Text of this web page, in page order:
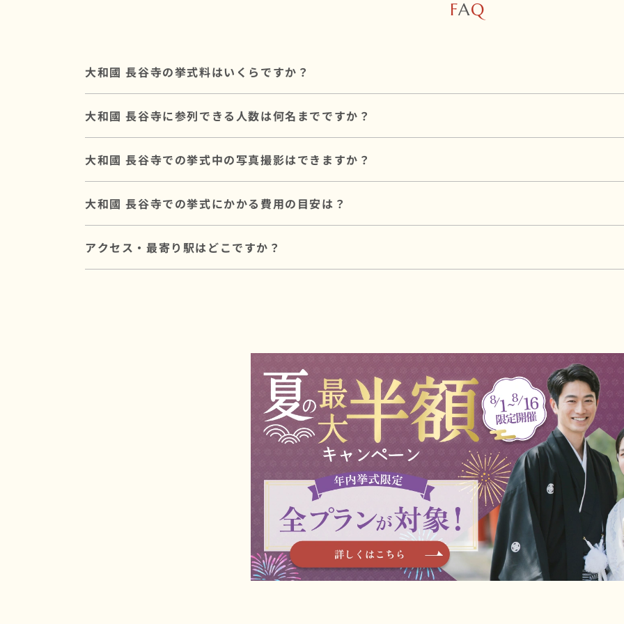
FAQ
大和國 長谷寺の挙式料はいくらですか？
仏閣に直接お納めいただく挙式のお礼で、和婚スタイルのプラン料金とは別途必要です。
大和國 長谷寺に参列できる人数は何名までですか？
親族中心の挙式から、少人数の友人を含めた挙式まで対応可能です。
参列人数に合わせたプランや会場のご提案も可能ですので、お気軽にご相談ください。
大和國 長谷寺での挙式中の写真撮影はできますか？
和婚スタイルでは和装に特化した経験豊富なカメラマンをご手配いたします。
撮影プランについてはお打ち合わせ時にご案内します。
大和國 長谷寺での挙式にかかる費用の目安は？
挙式料は仏閣に直接お納めいただく費用で、プラン料金とは別途必要です。
写真撮影や会食を含むプランもあり、ご予算に合わせたご提案が可能です。
アクセス・最寄り駅はどこですか？